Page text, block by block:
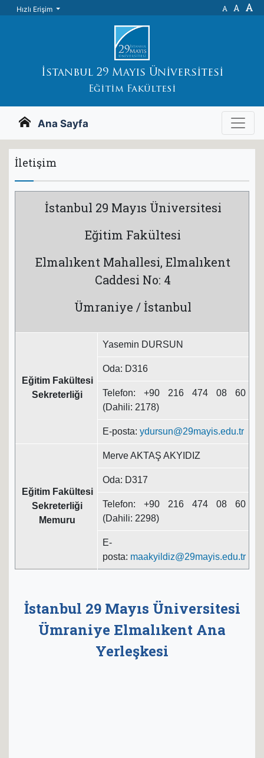
Hızlı Erişim A A A
İstanbul 29 Mayıs Üniversitesi
Eğitim Fakültesi
Ana Sayfa
İletişim
İstanbul 29 Mayıs Üniversitesi
Eğitim Fakültesi
Elmalıkent Mahallesi, Elmalıkent
Caddesi No: 4
Ümraniye / İstanbul
Eğitim Fakültesi
Sekreterliği
Yasemin DURSUN
Oda: D316
Telefon: +90 216 474 08 60
(Dahili: 2178)
E-posta: ydursun@29mayis.edu.tr
Eğitim Fakültesi
Sekreterliği
Memuru
Merve AKTAŞ AKYIDIZ
Oda: D317
Telefon: +90 216 474 08 60
(Dahili: 2298)
E-
posta: maakyildiz@29mayis.edu.tr
İstanbul 29 Mayıs Üniversitesi
Ümraniye Elmalıkent Ana
Yerleşkesi